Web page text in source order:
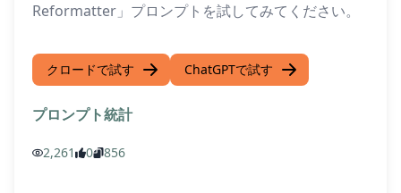
Reformatter」プロンプトを試してみてください。
クロードで試す ChatGPTで試す
プロンプト統計
2,261 0 856